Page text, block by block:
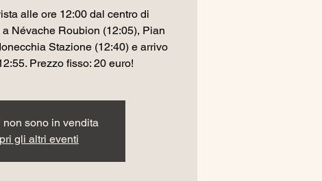
alle ore 12:00 dal centro di
Névache Roubion (12:05), Pian
Stazione (12:40) e arrivo
Prezzo fisso: 20 euro!
non sono in vendita
gli altri eventi